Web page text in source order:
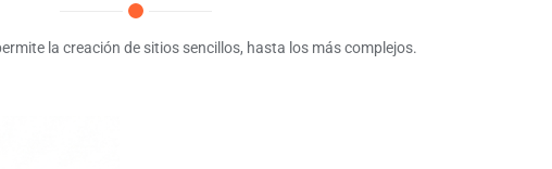
la creación de sitios sencillos, hasta los más complejos.